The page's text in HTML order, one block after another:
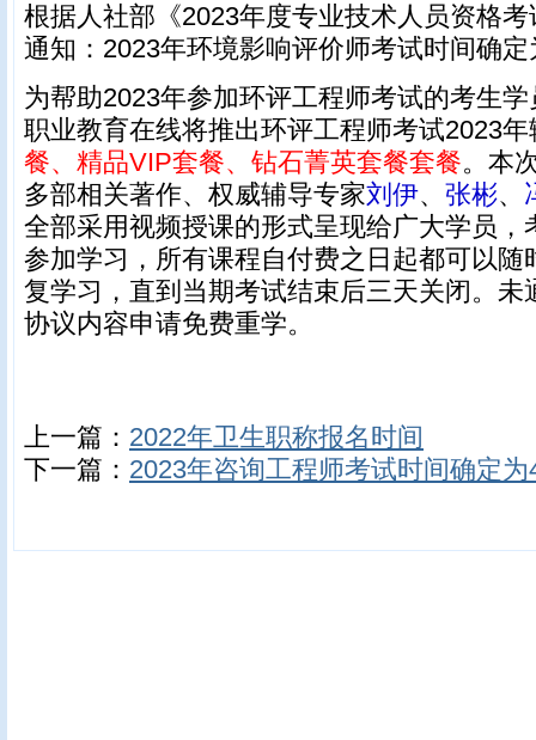
根据人社部《2023年度专业技术人员资格
通知：2023年环境影响评价师考试时间确定
为帮助2023年参加环评工程师考试的考生
职业教育在线将推出环评工程师考试2023年
餐、 精品VIP套餐、 钻石菁英套餐套餐。本
多部相关著作、权威辅导专家刘伊、 张彬、
全部采用视频授课的形式呈现给广大学员，
参加学习，所有课程自付费之日起都可以随
复学习，直到当期考试结束后三天关闭。未
协议内容申请免费重学。
上一篇： 2022年卫生职称报名时间
下一篇： 2023年咨询工程师考试时间确定为